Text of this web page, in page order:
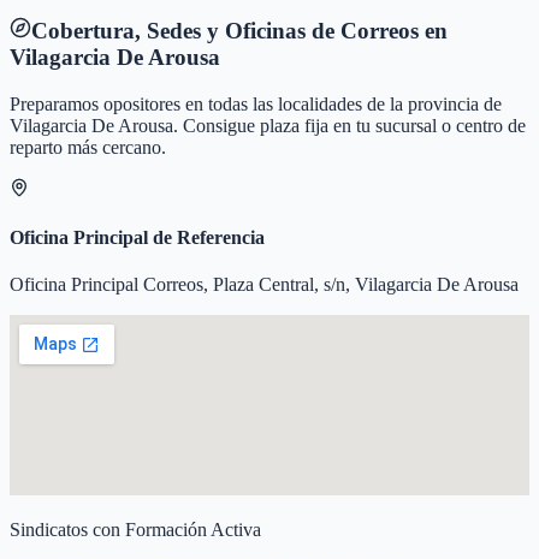
Cobertura, Sedes y Oficinas de Correos en
Vilagarcia De Arousa
Preparamos opositores en todas las localidades de la provincia de
Vilagarcia De Arousa. Consigue plaza fija en tu sucursal o centro de
reparto más cercano.
Oficina Principal de Referencia
Oficina Principal Correos, Plaza Central, s/n, Vilagarcia De Arousa
Sindicatos con Formación Activa